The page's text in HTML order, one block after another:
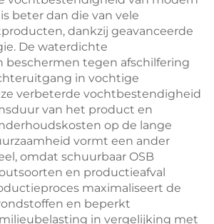
beter dan die van vele
dankzij geavanceerde
De waterdichte
beschermen tegen afschilfering
in vochtige
verbeterde vochtbestendigheid
van het product en
op de lange
vormt een ander
omdat schuurbaar OSB
en productieafval
maximaliseert de
en beperkt
in vergelijking met